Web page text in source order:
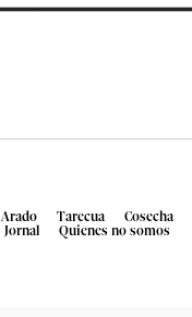
Arado Tarecua Cosecha
Jornal
Quienes no somos